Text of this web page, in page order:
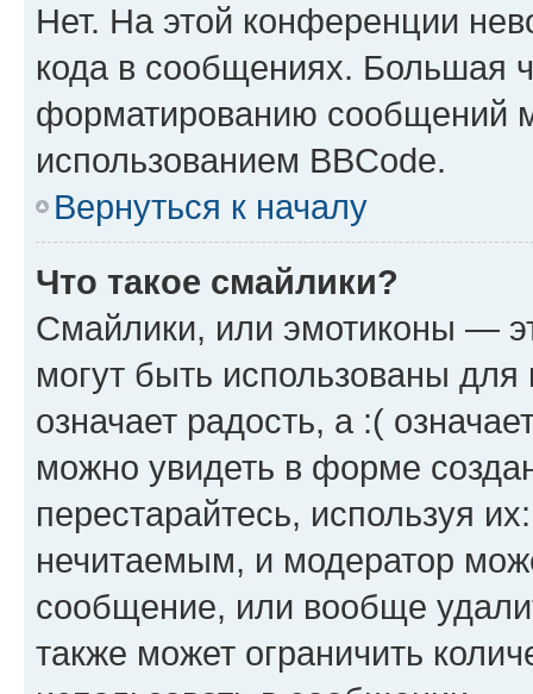
Нет. На этой конференции
кода в сообщениях. Большая
форматированию сообщений
использованием BBCode.
Вернуться к началу
Что такое смайлики?
Смайлики, или эмотиконы —
могут быть использованы
означает радость, а :(
можно увидеть в форме
перестарайтесь, используя
нечитаемым, и модератор
сообщение, или вообще
также может ограничить